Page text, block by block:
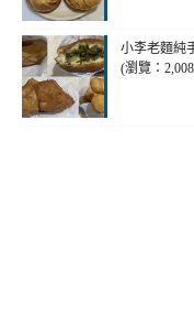
小李老麵純
(瀏覽：